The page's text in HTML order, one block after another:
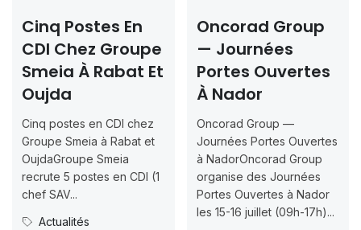
Postes En
Chez Groupe
À Rabat Et
postes en CDI chez
Smeia à Rabat et
Smeia
5 postes en CDI (1
SAV...
Actualités
Oncorad Group
— Journées
Portes Ouvertes
À Nador
Oncorad Group —
Journées Portes Ouvertes
à NadorOncorad Group
organise des Journées
Portes Ouvertes à Nador
les 15-16 juillet (09h-17h)...